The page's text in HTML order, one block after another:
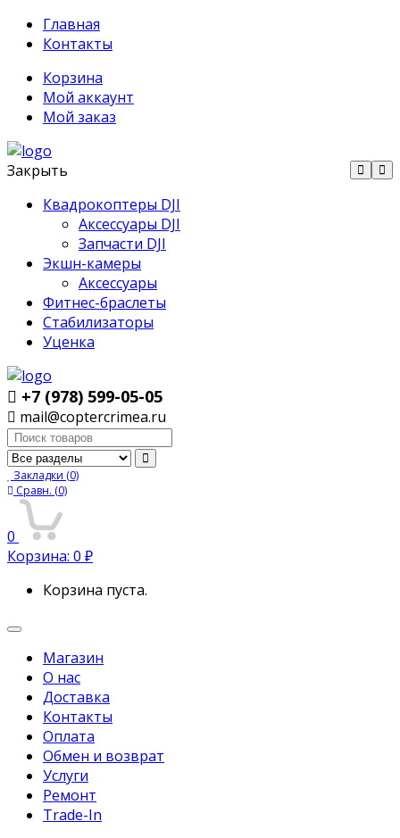
Главная
Контакты
Корзина
Мой аккаунт
Мой заказ
Закрыть
Квадрокоптеры DJI
Аксессуары DJI
Запчасти DJI
Экшн-камеры
Аксессуары
Фитнес-браслеты
Стабилизаторы
Уценка
+7 (978) 599-05-05
mail@coptercrimea.ru
Поиск:
Закладки (0)
Сравн. (0)
0
Корзина: 0 ₽
Корзина пуста.
Переключить
Магазин
О нас
Доставка
Контакты
Оплата
Обмен и возврат
Услуги
Ремонт
Trade-In